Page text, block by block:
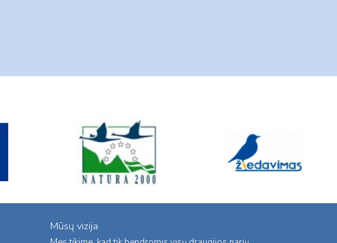
Mūsų vizija